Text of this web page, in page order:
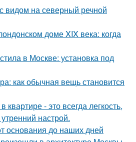
видом на северный речной
доме XIX века: когда
в Москве: установка под
как обычная вещь становится
квартире - это всегда легкость,
настрой.
основания до наших дней